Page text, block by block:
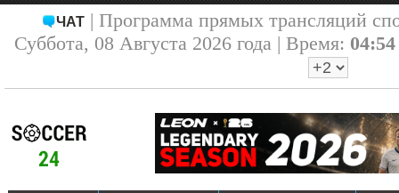
ЧАТ| Программа прямых трансляций
Суббота, 08 Августа 2026 года | Время: 04:54